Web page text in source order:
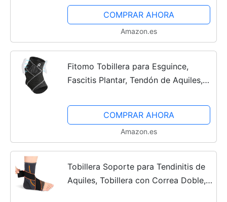
Tendinitis de Aquiles y Artritis (Pie
Izquierdo o Derecho)...
COMPRAR AHORA
Amazon.es
Fitomo Tobillera para Esguince,
Fascitis Plantar, Tendón de Aquiles,
con Férulas Laterales y Banda de
Fuerte Compresión,...
COMPRAR AHORA
Amazon.es
Tobillera Soporte para Tendinitis de
Aquiles, Tobillera con Correa Doble,